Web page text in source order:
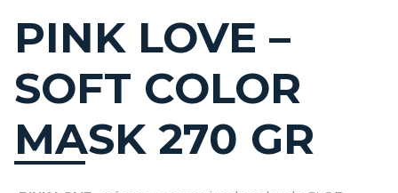
PINK LOVE –
SOFT COLOR
MASK 270 GR